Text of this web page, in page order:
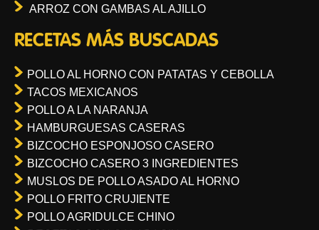
ARROZ CON GAMBAS AL AJILLO
RECETAS MÁS BUSCADAS
POLLO AL HORNO CON PATATAS Y CEBOLLA
TACOS MEXICANOS
POLLO A LA NARANJA
HAMBURGUESAS CASERAS
BIZCOCHO ESPONJOSO CASERO
BIZCOCHO CASERO 3 INGREDIENTES
MUSLOS DE POLLO ASADO AL HORNO
POLLO FRITO CRUJIENTE
POLLO AGRIDULCE CHINO